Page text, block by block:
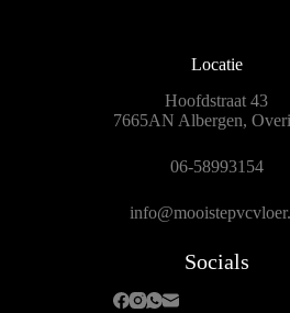
Locatie
Hoofdstraat 43
7665AN Albergen,
06-58993154
Socials